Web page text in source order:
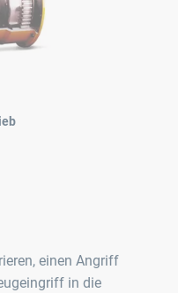
einen Angriff
in die